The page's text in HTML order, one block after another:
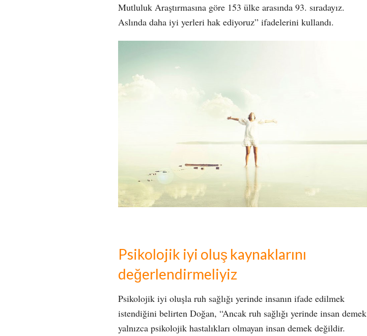
Mutluluk Araştırmasına göre 153 ülke arasında 93. sıradayız.
Aslında daha iyi yerleri hak ediyoruz” ifadelerini kullandı.
Psikolojik iyi oluş kaynaklarını
değerlendirmeliyiz
Psikolojik iyi oluşla ruh sağlığı yerinde insanın ifade edilmek
istendiğini belirten Doğan, “Ancak ruh sağlığı yerinde insan demek
yalnızca psikolojik hastalıkları olmayan insan demek değildir.